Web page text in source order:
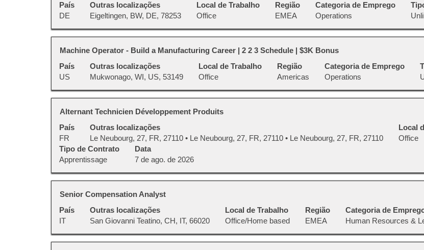
Mostrando
para
de
vagas
a
Tab
navegar
lista
de
vagas.
Selecione
os
detalhes
País
DE
Outras localizações
Eigeltingen, BW, DE, 78253
Local de Trabalho
Office
Região
EMEA
Categoria de Emprego
Operations
vaga
com
a
de
espaço
pressionada
visualizar
as
informações
dela.
Título
Machine Operator - Build a Manufacturing Career | 2 2 3 Schedule | $3K Bonus
País
US
Outras localizações
Mukwonago, WI, US, 53149
Local de Trabalho
Office
Região
Americas
Categoria de Emprego
Operations
Selecione
vaga
com
a
de
espaço
pressionada
para
visualizar
as
dela.
Título
Alternant Technicien Développement Produits
País
FR
Outras localizações
Le Neubourg, 27, FR, 27110 • Le Neubourg, 27, FR, 27110 • Le Neubourg, 27, FR, 27110
Local
Office
Tipo de Contrato
Apprentissage
Data
7 de ago. de 2026
Selecione
vaga
com
a
barra
de
pressionada
para
visualizar
as
Título
Senior Compensation Analyst
País
IT
Outras localizações
San Giovanni Teatino, CH, IT, 66020
Local de Trabalho
Office/Home based
Região
EMEA
Categoria de
Human Resources &
Selecione
vaga
com
a